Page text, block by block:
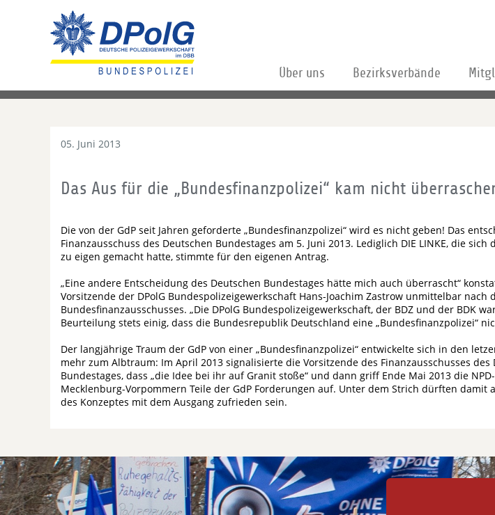
Über uns Bezirksverbände
05. Juni 2013
Das Aus für die „Bundesfinanzpolizei“ kam nicht
Die von der GdP seit Jahren geforderte „Bundesfinanzpolizei“ wird es nicht geben! Das
Finanzausschuss des Deutschen Bundestages am 5. Juni 2013. Lediglich DIE LINKE, die sich
zu eigen gemacht hatte, stimmte für den eigenen Antrag.
„Eine andere Entscheidung des Deutschen Bundestages hätte mich auch überrascht“
Vorsitzende der DPolG Bundespolizeigewerkschaft Hans-Joachim Zastrow unmittelbar nach
Bundesfinanzausschusses. „Die DPolG Bundespolizeigewerkschaft, der BDZ und der BDK
Beurteilung stets einig, dass die Bundesrepublik Deutschland eine „Bundesfinanzpolizei“
Der langjährige Traum der GdP von einer „Bundesfinanzpolizei“ entwickelte sich in den
mehr zum Albtraum: Im April 2013 signalisierte die Vorsitzende des Finanzausschusses des
Bundestages, dass „die Idee bei ihr auf Granit stoße“ und dann griff Ende Mai 2013 die
Mecklenburg-Vorpommern Teile der GdP Forderungen auf. Unter dem Strich dürften damit
des Konzeptes mit dem Ausgang zufrieden sein.